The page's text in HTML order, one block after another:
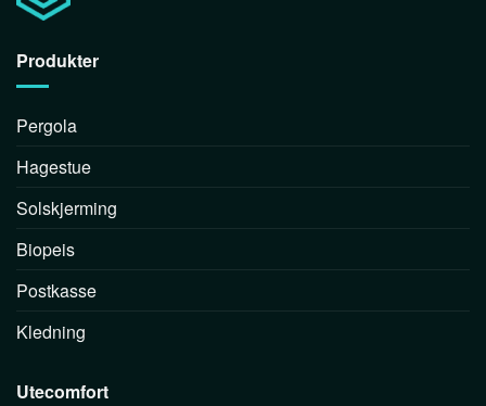
Produkter
Pergola
Hagestue
Solskjerming
Biopeis
Postkasse
Kledning
Utecomfort